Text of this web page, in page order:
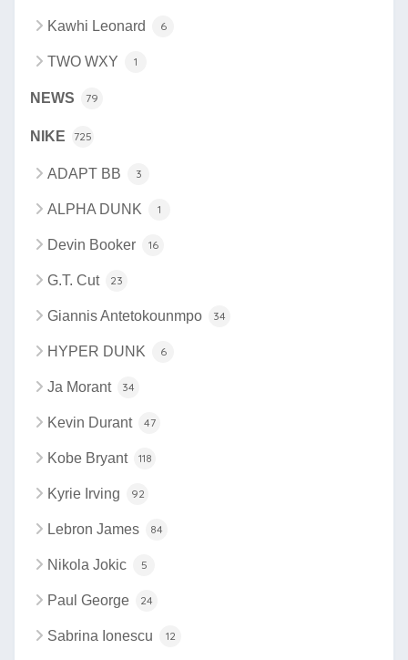
Kawhi Leonard 6
TWO WXY 1
NEWS 79
NIKE 725
ADAPT BB 3
ALPHA DUNK 1
Devin Booker 16
G.T. Cut 23
Giannis Antetokounmpo 34
HYPER DUNK 6
Ja Morant 34
Kevin Durant 47
Kobe Bryant 118
Kyrie Irving 92
Lebron James 84
Nikola Jokic 5
Paul George 24
Sabrina Ionescu 12